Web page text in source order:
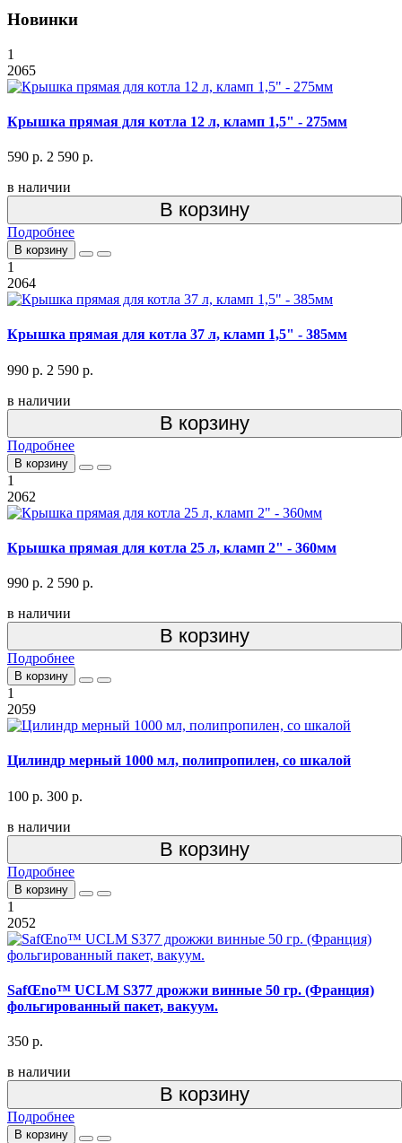
Новинки
1
2065
Крышка прямая для котла 12 л, кламп 1,5" - 275мм
590 р. 2 590 р.
в наличии
В корзину
Подробнее
В корзину
1
2064
Крышка прямая для котла 37 л, кламп 1,5" - 385мм
990 р. 2 590 р.
в наличии
В корзину
Подробнее
В корзину
1
2062
Крышка прямая для котла 25 л, кламп 2" - 360мм
990 р. 2 590 р.
в наличии
В корзину
Подробнее
В корзину
1
2059
Цилиндр мерный 1000 мл, полипропилен, со шкалой
100 р. 300 р.
в наличии
В корзину
Подробнее
В корзину
1
2052
SafŒno™ UCLM S377 дрожжи винные 50 гр. (Франция)
фольгированный пакет, вакуум.
350 р.
в наличии
В корзину
Подробнее
В корзину